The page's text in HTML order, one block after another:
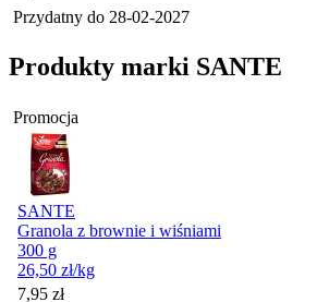
Przydatny do 28-02-2027
Produkty marki SANTE
Promocja
SANTE
Granola z brownie i wiśniami
300 g
26,50 zł/kg
Cena promocyjna
7,95 zł